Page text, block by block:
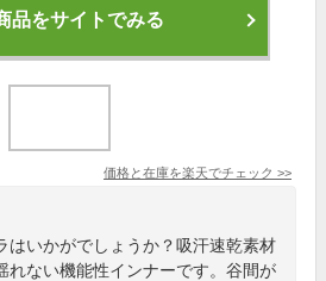
品をサイトでみる
価格と在庫を楽天でチェック >>
はいかがでしょうか？吸汗速乾素材
れない機能性インナーです。谷間が